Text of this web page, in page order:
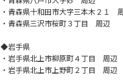
・青森県十和田市大字三本木２１
・青森県三沢市桜町３丁目 周辺
◆岩手県
・岩手県北上市柳原町４丁目 周辺
・岩手県北上市上野町２丁目 周辺